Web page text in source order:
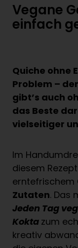
Vegane
einfach
Quiche ohne
Problem –
gibt’s auch
das Beste
vielseitiger
Im
diesem
erntefrischem
Zutaten. Das
Jeden Tag
Kokta zum
kreativ